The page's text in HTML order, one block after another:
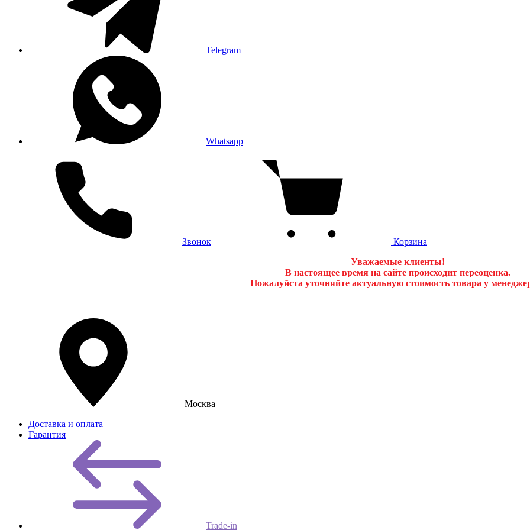
Telegram
Whatsapp
Звонок
Корзина
Уважаемые клиенты!
В настоящее время на сайте происходит переоценка.
Пожалуйста уточняйте актуальную стоимость товара у
Москва
Доставка и оплата
Гарантия
Trade-in